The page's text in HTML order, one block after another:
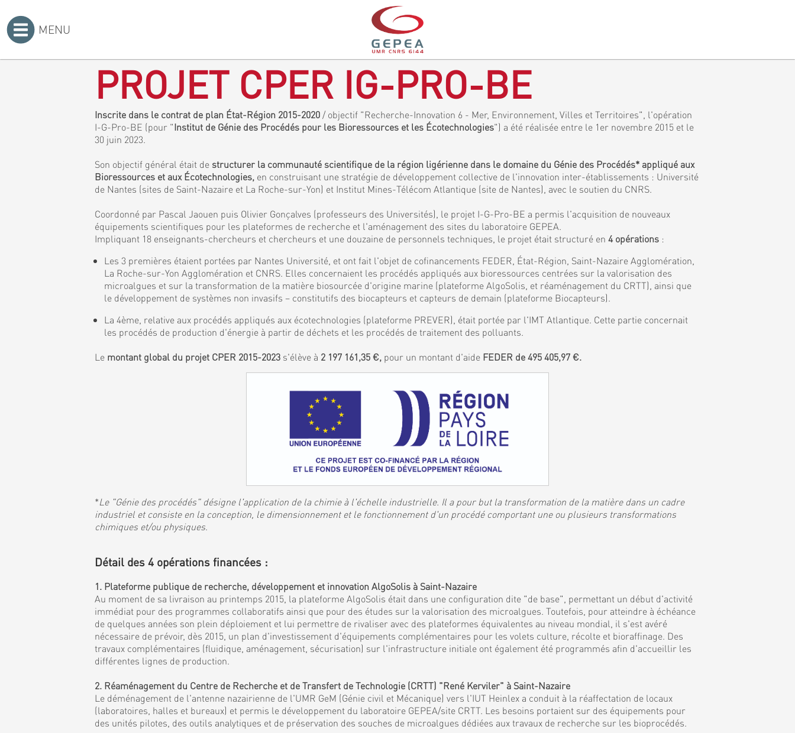
MENU
PROJET CPER IG-PRO-BE
Inscrite dans le contrat de plan État-Région 2015-2020 / objectif "Recherche-Innovation 6 - Mer, Environnement, Villes et Territoires", l'opération
I-G-Pro-BE (pour "Institut de Génie des Procédés pour les Bioressources et les Écotechnologies") a été réalisée entre le 1er novembre 2015 et le
30 juin 2023.
Son objectif général était de structurer la communauté scientifique de la région ligérienne dans le domaine du Génie des Procédés* appliqué aux
Bioressources et aux Écotechnologies, en construisant une stratégie de développement collective de l'innovation inter-établissements : Université
de Nantes (sites de Saint-Nazaire et La Roche-sur-Yon) et Institut Mines-Télécom Atlantique (site de Nantes), avec le soutien du CNRS.
Coordonné par Pascal Jaouen puis Olivier Gonçalves (professeurs des Universités), le projet I-G-Pro-BE a permis l'acquisition de nouveaux
équipements scientifiques pour les plateformes de recherche et l'aménagement des sites du laboratoire GEPEA.
Impliquant 18 enseignants-chercheurs et chercheurs et une douzaine de personnels techniques, le projet était structuré en 4 opérations :
Les 3 premières étaient portées par Nantes Université, et ont fait l'objet de cofinancements FEDER, État-Région, Saint-Nazaire Agglomération,
La Roche-sur-Yon Agglomération et CNRS. Elles concernaient les procédés appliqués aux bioressources centrées sur la valorisation des
microalgues et sur la transformation de la matière biosourcée d'origine marine (plateforme AlgoSolis, et réaménagement du CRTT), ainsi que
le développement de systèmes non invasifs – constitutifs des biocapteurs et capteurs de demain (plateforme Biocapteurs).
La 4ème, relative aux procédés appliqués aux écotechnologies (plateforme PREVER), était portée par l'IMT Atlantique. Cette partie concernait
les procédés de production d'énergie à partir de déchets et les procédés de traitement des polluants.
Le montant global du projet CPER 2015-2023 s'élève à 2 197 161,35 €, pour un montant d'aide FEDER de 495 405,97 €.
*Le "Génie des procédés" désigne l'application de la chimie à l'échelle industrielle. Il a pour but la transformation de la matière dans un cadre
industriel et consiste en la conception, le dimensionnement et le fonctionnement d'un procédé comportant une ou plusieurs transformations
chimiques et/ou physiques.
Détail des 4 opérations financées :
1. Plateforme publique de recherche, développement et innovation AlgoSolis à Saint-Nazaire
Au moment de sa livraison au printemps 2015, la plateforme AlgoSolis était dans une configuration dite "de base", permettant un début d'activité
immédiat pour des programmes collaboratifs ainsi que pour des études sur la valorisation des microalgues. Toutefois, pour atteindre à échéance
de quelques années son plein déploiement et lui permettre de rivaliser avec des plateformes équivalentes au niveau mondial, il s'est avéré
nécessaire de prévoir, dès 2015, un plan d'investissement d'équipements complémentaires pour les volets culture, récolte et bioraffinage. Des
travaux complémentaires (fluidique, aménagement, sécurisation) sur l'infrastructure initiale ont également été programmés afin d'accueillir les
différentes lignes de production.
2. Réaménagement du Centre de Recherche et de Transfert de Technologie (CRTT) "René Kerviler" à Saint-Nazaire
Le déménagement de l'antenne nazairienne de l'UMR GeM (Génie civil et Mécanique) vers l'IUT Heinlex a conduit à la réaffectation de locaux
(laboratoires, halles et bureaux) et permis le développement du laboratoire GEPEA/site CRTT. Les besoins portaient sur des équipements pour
des unités pilotes, des outils analytiques et de préservation des souches de microalgues dédiées aux travaux de recherche sur les bioprocédés.